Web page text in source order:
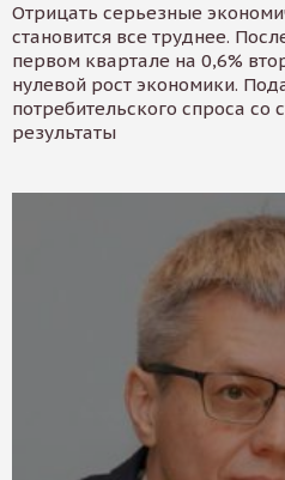
Отрицать серьезные
становится все труднее.
первом квартале на 0,6%
нулевой рост экономики.
потребительского спроса
результаты